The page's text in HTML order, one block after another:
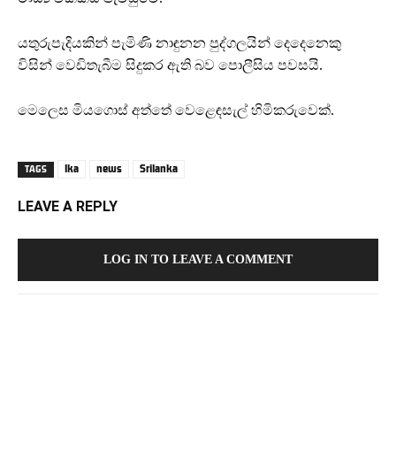
යතුරුපැදියකින් පැමිණි නාඳුනන පුද්ගලයින් දෙදෙනෙකු
විසින් වෙඩිතැබීම සිදුකර ඇති බව පොලීසිය පවසයි.
මෙලෙස මියගොස් අත්තේ වෙළෙඳසැල් හිමිකරුවෙක්.
TAGS lka news Srilanka
LEAVE A REPLY
LOG IN TO LEAVE A COMMENT